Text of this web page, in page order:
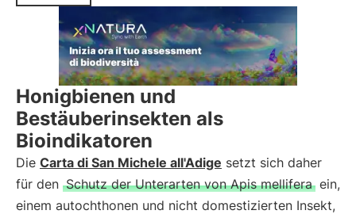
Honigbienen und
Bestäuberinsekten als
Bioindikatoren
Die Carta di San Michele all'Adige setzt sich daher
für den Schutz der Unterarten von Apis mellifera ein,
einem autochthonen und nicht domestizierten Insekt,